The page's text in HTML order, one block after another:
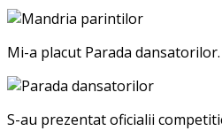
Mi-a placut Parada dansatorilor.
S-au prezentat oficialii